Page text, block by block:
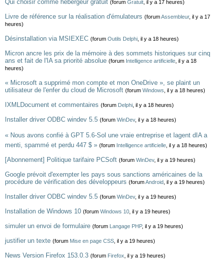
Qui choisir comme hébergeur gratuit (forum Gratuit , il y a 17 heures)
Livre de référence sur la réalisation d'émulateurs (forumAssembleur, il y a 17
heures)
Désinstallation via MSIEXEC (forum Outils Delphi , il y a 18 heures)
Micron ancre les prix de la mémoire à des sommets historiques sur cinq
ans et fait de l'IA sa priorité absolue (forum Intelligence artificielle , il y a 18
heures)
« Microsoft a supprimé mon compte et mon OneDrive », se plaint un
utilisateur de l'enfer du cloud de Microsoft (forum Windows , il y a 18 heures)
IXMLDocument et commentaires (forum Delphi , il y a 18 heures)
Installer driver ODBC windev 5.5 (forum WinDev, il y a 18 heures)
« Nous avons confié à GPT 5.6-Sol une vraie entreprise et lagent dIA a
menti, spammé et perdu 447 $ » (forum Intelligence artificielle , il y a 18 heures)
[Abonnement] Politique tarifaire PCSoft (forum WinDev, il y a 19 heures)
Google prévoit d'exempter les pays sous sanctions américaines de la
procédure de vérification des développeurs (forumAndroid , il y a 19 heures)
Installer driver ODBC windev 5.5 (forum WinDev, il y a 19 heures)
Installation de Windows 10 (forum Windows 10 , il y a 19 heures)
simuler un envoi de formulaire (forum Langage PHP, il y a 19 heures)
justifier un texte (forum Mise en page CSS , il y a 19 heures)
News Version Firefox 153.0.3 (forum Firefox , il y a 19 heures)